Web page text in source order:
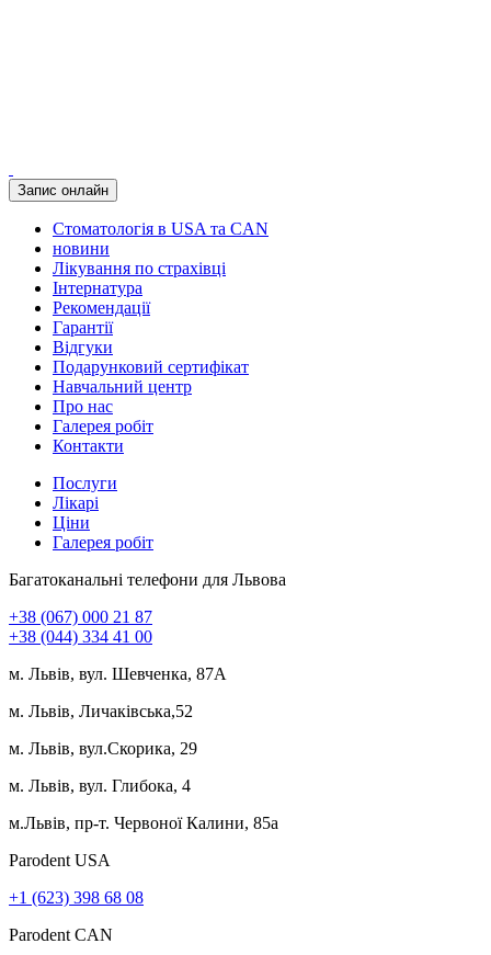
Запис онлайн
Стоматологія в USA та CAN
новини
Лікування по страхівці
Інтернатура
Рекомендації
Гарантії
Відгуки
Подарунковий сертифікат
Навчальний центр
Про нас
Галерея робіт
Контакти
Послуги
Лікарі
Ціни
Галерея робіт
Багатоканальні телефони для Львова
+38 (067) 000 21 87
+38 (044) 334 41 00
м. Львів, вул. Шевченка, 87А
м. Львів, Личаківська,52
м. Львів, вул.Скорика, 29
м. Львів, вул. Глибока, 4
м.Львів, пр-т. Червоної Калини, 85а
Parodent USА
+1 (623) 398 68 08
Parodent CAN